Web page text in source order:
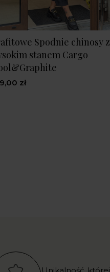
Spodnie chinosy z
stanem Cargo
zł